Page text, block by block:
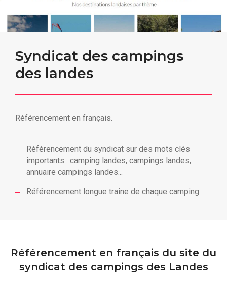
Syndicat des campings
des landes
Référencement en français.
Référencement du syndicat sur des mots clés
importants : camping landes, campings landes,
annuaire campings landes...
Référencement longue traine de chaque camping
Référencement en français du site du
syndicat des campings des Landes